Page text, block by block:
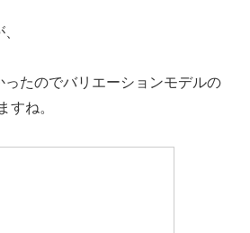
ったのでバリエーションモデルの
すね。